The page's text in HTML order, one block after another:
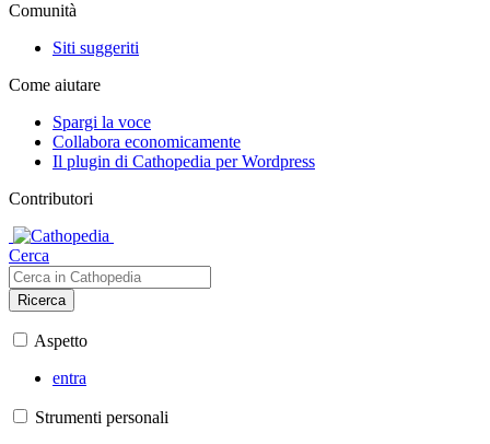
Comunità
Siti suggeriti
Come aiutare
Spargi la voce
Collabora economicamente
Il plugin di Cathopedia per Wordpress
Contributori
Cerca
Ricerca
Aspetto
entra
Strumenti personali